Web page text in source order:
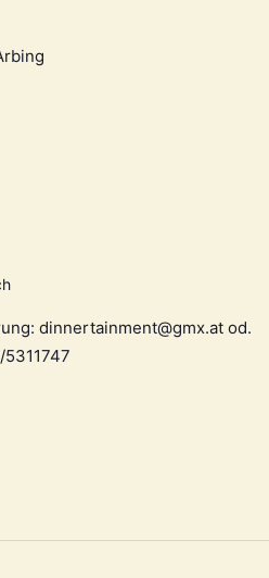
dinnertainment@gmx.at od.